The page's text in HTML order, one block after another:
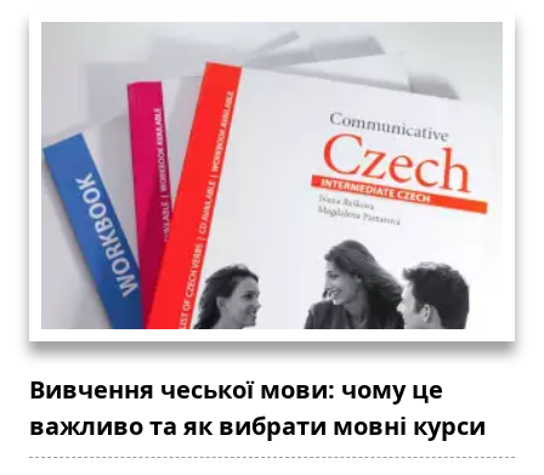
Вивчення чеської мови: чому це
важливо та як вибрати мовні курси